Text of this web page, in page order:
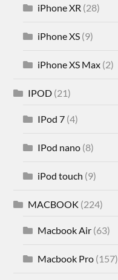
iPhone XR (28)
iPhone XS (9)
iPhone XS Max (2)
IPOD (21)
IPod 7 (4)
IPod nano (8)
iPod touch (9)
MACBOOK (224)
Macbook Air (63)
Macbook Pro (157)